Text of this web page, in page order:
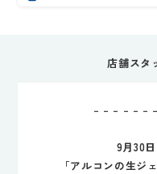
店舗スタ
– – – – – –
9月30
「アルコンの生ジ